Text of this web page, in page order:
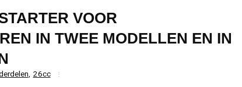
VOOR
IN TWEE MODELLEN EN IN
, 26cc